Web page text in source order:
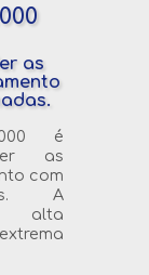
as
é
as
com
A
alta